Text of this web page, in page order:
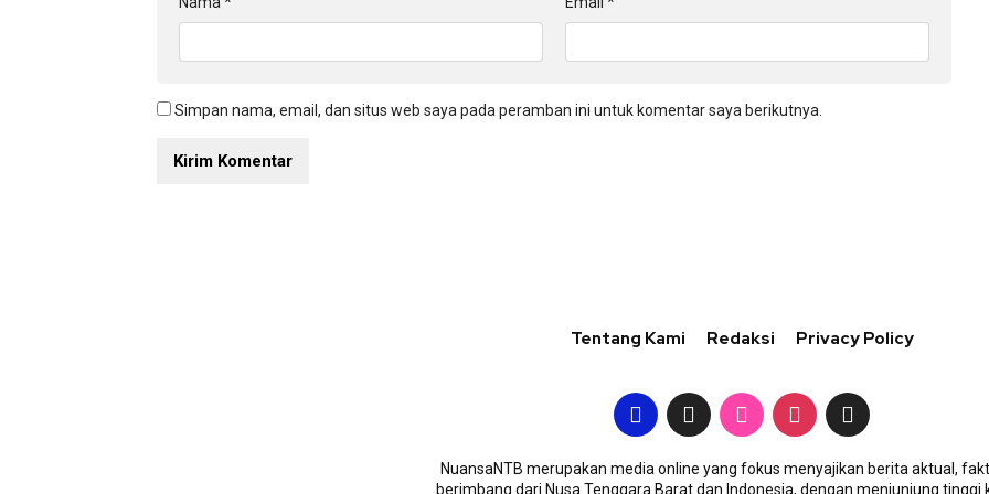
Simpan nama, email, dan situs web saya pada peramban ini untuk komentar saya berikutnya.
Tentang Kami Redaksi Privacy Policy
NuansaNTB merupakan media online yang fokus menyajikan berita aktual,
berimbang dari Nusa Tenggara Barat dan Indonesia, dengan menjunjung tinggi